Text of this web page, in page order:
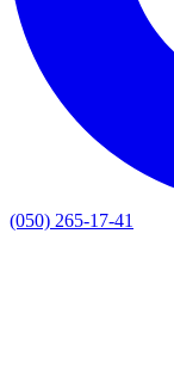
(050) 265-17-41